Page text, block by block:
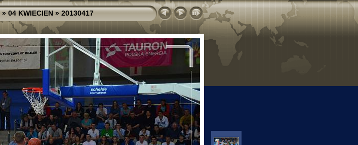
»04 KWIECIEN»20130417